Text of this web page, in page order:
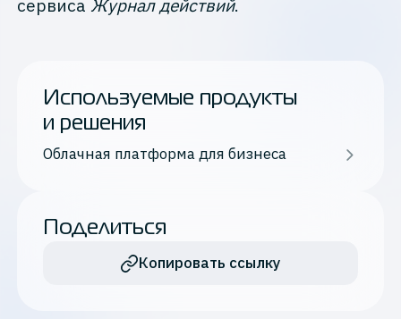
Поделиться
Копировать ссылку
сервиса Журнал действий.
Используемые продукты
и решения
Облачная платформа для бизнеса